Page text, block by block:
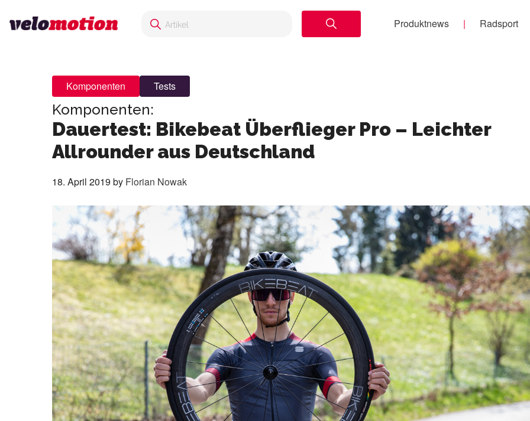
Produktnews Radsport
Komponenten Tests
Komponenten:
Dauertest: Bikebeat Überflieger Pro – Leichter
Allrounder aus Deutschland
18. April 2019 by Florian Nowak